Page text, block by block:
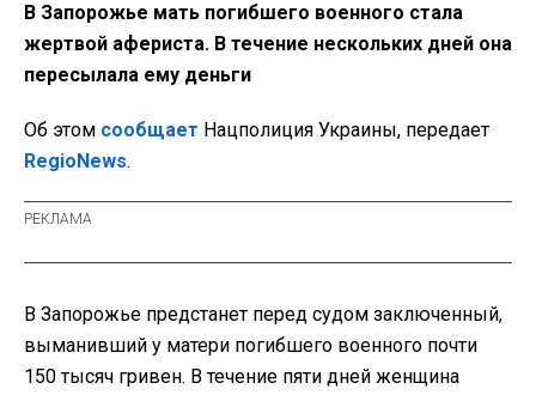
В Запорожье мать погибшего военного стала
жертвой афериста. В течение нескольких дней она
пересылала ему деньги
Об этом сообщает Нацполиция Украины, передает
RegioNews.
В Запорожье предстанет перед судом заключенный,
выманивший у матери погибшего военного почти
150 тысяч гривен. В течение пяти дней женщина